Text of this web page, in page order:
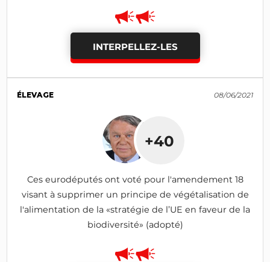
INTERPELLEZ-LES
ÉLEVAGE 08/06/2021
+40
Ces eurodéputés ont voté pour l'amendement 18
visant à supprimer un principe de végétalisation de
l'alimentation de la «stratégie de l’UE en faveur de la
biodiversité» (adopté)